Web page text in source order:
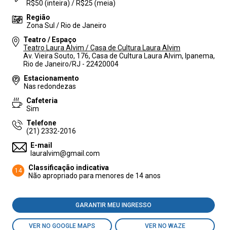
R$50 (inteira) / R$25 (meia)
Região
Zona Sul / Rio de Janeiro
Teatro / Espaço
Teatro Laura Alvim / Casa de Cultura Laura Alvim
Av. Vieira Souto, 176, Casa de Cultura Laura Alvim, Ipanema,
Rio de Janeiro/RJ - 22420004
Estacionamento
Nas redondezas
Cafeteria
Sim
Telefone
(21) 2332-2016
E-mail
lauralvim@gmail.com
14
Classificação indicativa
Não apropriado para menores de 14 anos
GARANTIR MEU INGRESSO
VER NO GOOGLE MAPS VER NO WAZE